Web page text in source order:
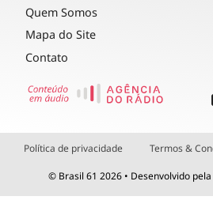
Quem Somos
Mapa do Site
Contato
Política de privacidade Termos &
© Brasil 61 2026 • Desenvolvido pela